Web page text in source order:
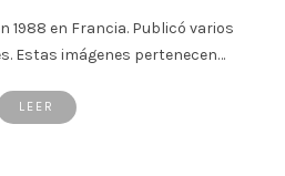
1988 en Francia. Publicó varios
Estas imágenes pertenecen…
LEER